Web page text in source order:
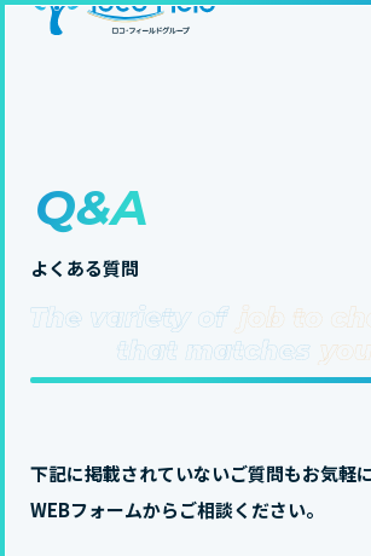
Q&A
よくある質問
下記に掲載されていないご質問もお気軽
WEBフォームからご相談ください。